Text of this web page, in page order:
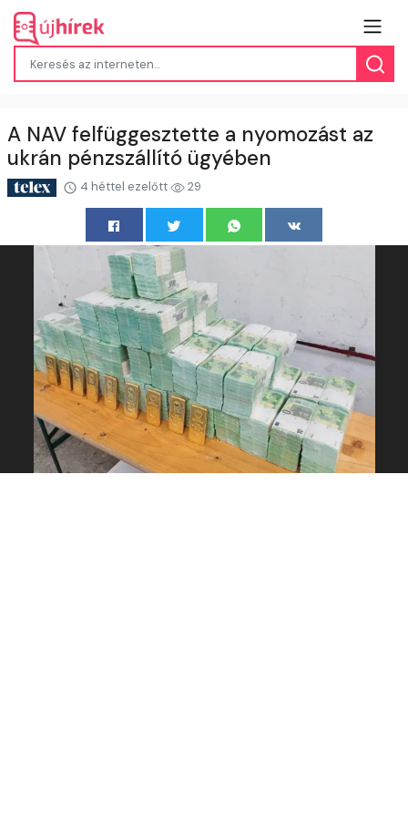
A NAV felfüggesztette a nyomozást az
ukrán pénzszállító ügyében
4 héttel ezelőtt 29